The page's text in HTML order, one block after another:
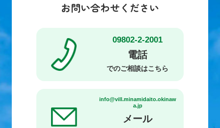
お問い合わせください
09802-2-2001
電話
でのご相談はこちら
info@vill.minamidaito.okinaw
a.jp
メール